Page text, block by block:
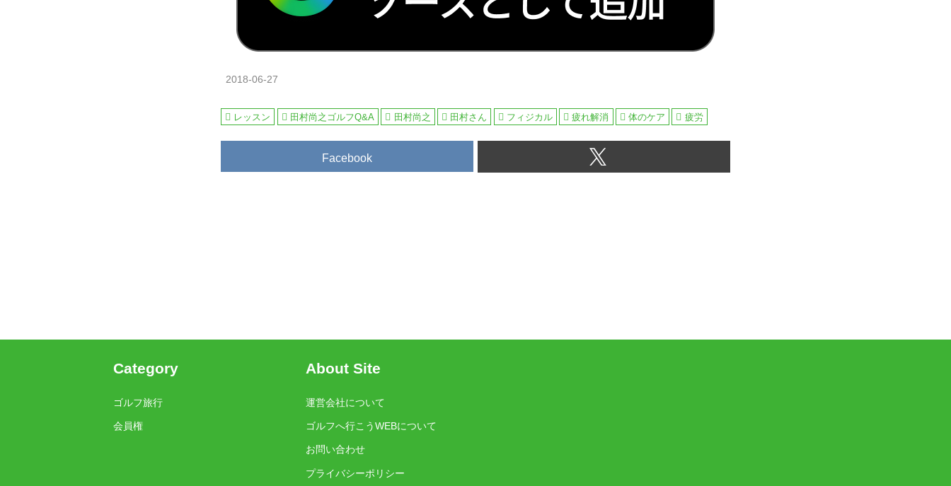
2018-06-27
レッスン 田村尚之ゴルフQ&A 田村尚之 田村さん フィジカル 疲れ解消 体のケア 疲労
Facebook
Category
ゴルフ旅行
会員権
About Site
運営会社について
ゴルフへ行こうWEBについて
お問い合わせ
プライバシーポリシー